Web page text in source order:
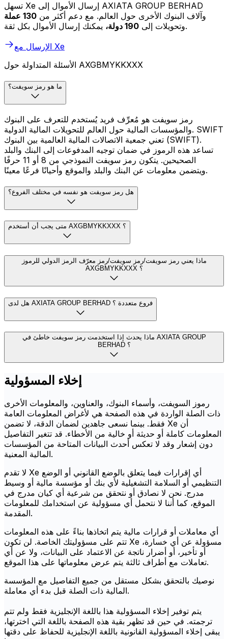
تسهل Xe إرسال الأموال إلى AXIATA GROUP BERHAD
وآلاف البنوك الأخرى حول العالم. مع دعم أكثر من 130 عملة
وتحويلات إلى 190 دولة،
يمكنك إرسال الأموال بكل ثقة.
الإرسال مع Xe
الأسئلة المتداولة حول AXGBMYKKXXX
ما هو رمز سويفت؟
رمز سويفت هو مُعرِّف فريد يُستخدم للتعرف على البنوك
والمؤسسات المالية حول العالم للتحويلات المالية الدولية. SWIFT
تعني جمعية الاتصالات المالية العالمية بين البنوك (SWIFT).
تساعد هذه الرموز في ضمان توجيه المدفوعات إلى البنك والبلد
الصحيحين. يتكون رمز سويفت النموذجي من 8 أو 11 حرفًا
ويتضمن معلومات عن البنك والبلد والموقع وأحيانًا فرعًا معينًا.
هل رمز سويفت هو نفسه في مختلف الفروع؟
متى يجب أن أستخدم AXGBMYKKXXX ؟
ماذا يعني رمز سويفت/رمز سويفت/رمز معرّف الرمز الدولي للرموز
AXGBMYKKXXX ؟
هل لدى AXIATA GROUP BERHAD فروع متعددة ؟
ماذا يحدث إذا استخدمت رمز سويفت خاطئ في AXIATA GROUP
BERHAD ؟
إخلاء المسؤولية
رموز السويفت، وأسماء البنوك، والعناوين، والمعلومات الأخرى
ذات الصلة الواردة في هذه الصفحة هي لأغراض المعلومات العامة
فقط. بينما نسعى جاهدين لضمان الدقة، لا تضمن Xe أن
المعلومات كاملة أو حديثة أو خالية من الأخطاء. قد تتغير التفاصيل
دون إشعار وقد لا تعكس أحدث البيانات المتاحة من المؤسسات
المالية المعنية.
لا تقدم Xe أي إقرارات فيما يتعلق بالوضع القانوني أو الوضع
التنظيمي أو السلامة التشغيلية لأي بنك أو مؤسسة مالية أو وسيط
مدرج. نحن لا نصادق أو نتحقق من شرعية أي كيان مدرج في
الموقع، كما أننا لا نتحمل أي مسؤولية عن استخدامك للمعلومات
المقدمة.
أي معاملات أو قرارات مالية يتم اتخاذها بناءً على هذه المعلومات
تتم على مسؤوليتك الخاصة. لن تكون Xe مسؤولة عن أي خسارة،
أو تأخير، أو أضرار ناتجة عن الاعتماد على البيانات، ولا عن أي
تعاملات مع أطراف ثالثة يتم عرض معلوماتها على هذا الموقع.
نوصيك بالتحقق بشكل مستقل من جميع التفاصيل مع المؤسسة
المالية ذات الصلة قبل بدء أي معاملة.
يتم توفير إخلاء المسؤولية هذا باللغة الإنجليزية فقط ولم تتم
ترجمته. في حين قد تظهر بقية هذه الصفحة باللغة التي اخترتها،
يبقى إخلاء المسؤولية القانونية باللغة الإنجليزية للحفاظ على دقتها